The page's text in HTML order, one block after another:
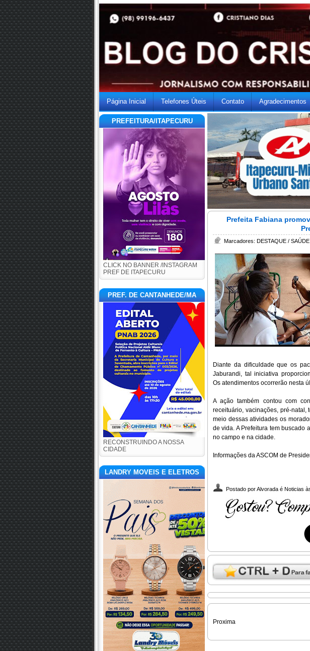
Página Inicial Telefones Úteis Contato Agradecimentos
PREFEITURA/ITAPECURU
CLICK NO BANNER /INSTAGRAM
PREF DE ITAPECURU
PREF. DE CANTANHEDE/MA
RECONSTRUINDO A NOSSA
CIDADE
LANDRY MOVEIS E ELETROS
Prefeita Fabiana
Marcadores: DESTAQUE / SAÚDE
Diante da dificuldade que os
Jaburandi, tal iniciativa
Os atendimentos ocorrerão nesta
A ação também contou com
receituário, vacinações, pré-natal,
meio dessas atividades os
de vida. A Prefeitura tem buscado
no campo e na cidade.
Informações da ASCOM de
Postado porAlvorada é Noticias
Proxima